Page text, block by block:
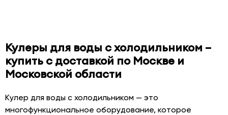
Кулеры для воды с холодильником –
купить с доставкой по Москве и
Московской области
Кулер для воды с холодильником — это
многофункциональное оборудование, которое